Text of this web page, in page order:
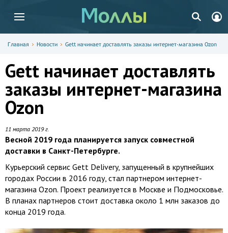
Главная Новости Gett начинает доставлять заказы интернет-магазина Ozon
Gett начинает доставлять
заказы интернет-магазина
Ozon
11 марта 2019 г.
Весной 2019 года планируется запуск совместной
доставки в Санкт-Петербурге.
Курьерский сервис Gett Delivery, запущенный в крупнейших
городах России в 2016 году, стал партнером интернет-
магазина Ozon. Проект реализуется в Москве и Подмосковье.
В планах партнеров стоит доставка около 1 млн заказов до
конца 2019 года.